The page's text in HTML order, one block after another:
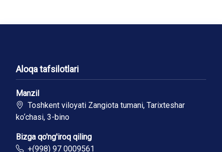
Aloqa tafsilotlari
Manzil
Toshkent viloyati Zangiota tumani, Tarixteshar
ko‘chasi, 3-bino
Bizga qo'ng'iroq qiling
+(998) 97 0009561